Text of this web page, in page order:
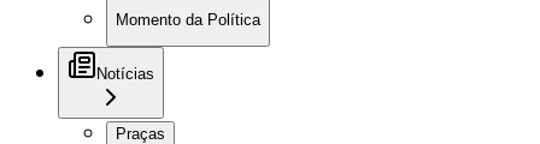
Momento da Política
Notícias
Praças